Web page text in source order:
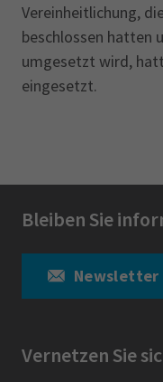
Vereinheitlichung,
beschlossen hatten
umgesetzt wird,
eingesetzt.
Bleiben Sie
Newsletter
Vernetzen Sie